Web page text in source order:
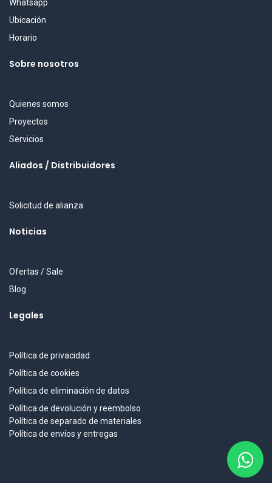
Whatsapp
Ubicación
Horario
Sobre nosotros
Quienes somos
Proyectos
Servicios
Aliados / Distribuidores
Solicitud de alianza
Noticias
Ofertas / Sale
Blog
Legales
Política de privacidad
Política de cookies
Política de eliminación de datos
Política de devolución y reembolso
Política de separado de materiales
Política de envíos y entregas